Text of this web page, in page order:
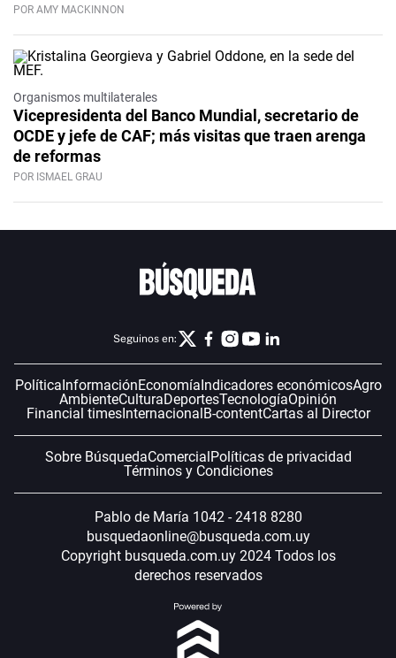
POR AMY MACKINNON
Organismos multilaterales
Vicepresidenta del Banco Mundial, secretario de
OCDE y jefe de CAF; más visitas que traen arenga
de reformas
POR ISMAEL GRAU
Seguinos en:
PolíticaInformaciónEconomíaIndicadores económicosAgro
AmbienteCulturaDeportesTecnologíaOpinión
Financial timesInternacionalB-contentCartas al Director
Sobre BúsquedaComercialPolíticas de privacidad
Términos y Condiciones
Pablo de María 1042 - 2418 8280
busquedaonline@busqueda.com.uy
Copyright busqueda.com.uy 2024 Todos los
derechos reservados